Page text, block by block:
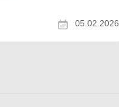
05.02.2026